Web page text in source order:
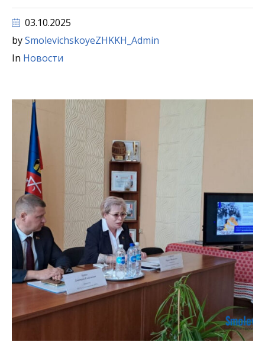
03.10.2025
bySmolevichskoyeZHKKH_Admin
In Новости